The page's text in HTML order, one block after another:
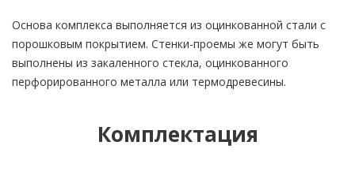
Основа комплекса выполняется из оцинкованной стали с
порошковым покрытием. Стенки-проемы же могут быть
выполнены из закаленного стекла, оцинкованного
перфорированного металла или термодревесины.
Комплектация